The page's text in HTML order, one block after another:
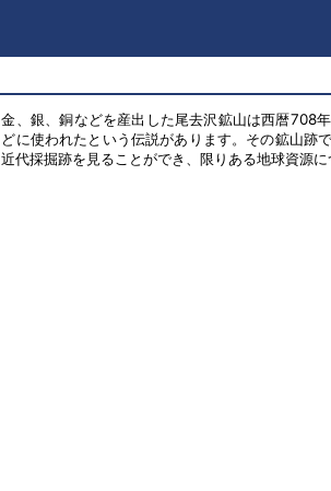
金、銀、銅などを産出した尾去沢鉱山は西暦708
どに使われたという伝説があります。その鉱山跡
近代採掘跡を見ることができ、限りある地球資源に